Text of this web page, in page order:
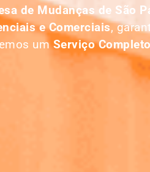
de Mudanças de São
e Comerciais,
umServiço